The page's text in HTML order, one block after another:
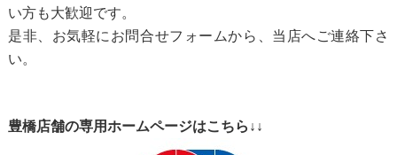
い方も大歓迎です。
是非、お気軽にお問合せフォームから、当店へご連絡下さ
い。
豊橋店舗の専用ホームページはこちら↓↓